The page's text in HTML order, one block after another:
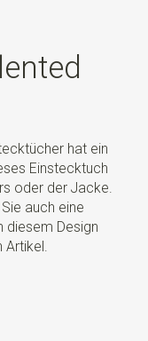
hat ein
Einstecktuch
oder der Jacke.
auch eine
diesem Design